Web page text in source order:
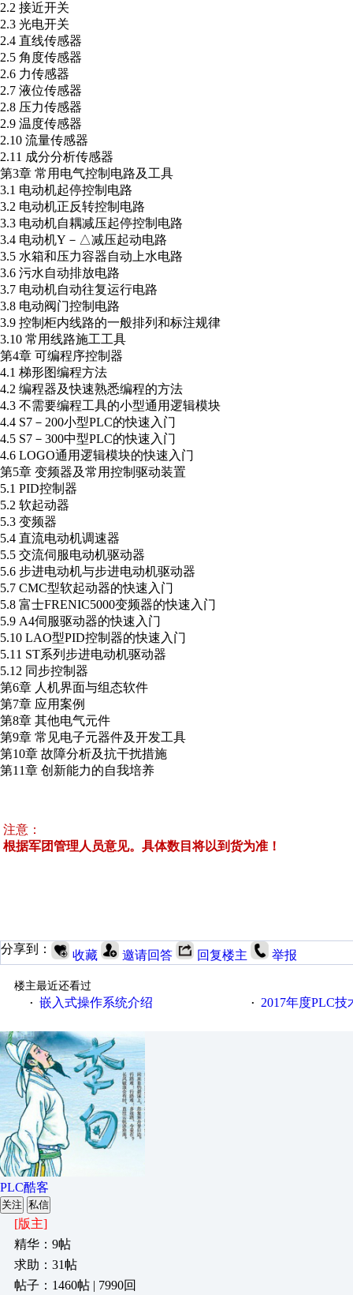
2.2 接近开关
2.3 光电开关
2.4 直线传感器
2.5 角度传感器
2.6 力传感器
2.7 液位传感器
2.8 压力传感器
2.9 温度传感器
2.10 流量传感器
2.11 成分分析传感器
第3章 常用电气控制电路及工具
3.1 电动机起停控制电路
3.2 电动机正反转控制电路
3.3 电动机自耦减压起停控制电路
3.4 电动机Y－△减压起动电路
3.5 水箱和压力容器自动上水电路
3.6 污水自动排放电路
3.7 电动机自动往复运行电路
3.8 电动阀门控制电路
3.9 控制柜内线路的一般排列和标注规律
3.10 常用线路施工工具
第4章 可编程序控制器
4.1 梯形图编程方法
4.2 编程器及快速熟悉编程的方法
4.3 不需要编程工具的小型通用逻辑模块
4.4 S7－200小型PLC的快速入门
4.5 S7－300中型PLC的快速入门
4.6 LOGO通用逻辑模块的快速入门
第5章 变频器及常用控制驱动装置
5.1 PID控制器
5.2 软起动器
5.3 变频器
5.4 直流电动机调速器
5.5 交流伺服电动机驱动器
5.6 步进电动机与步进电动机驱动器
5.7 CMC型软起动器的快速入门
5.8 富士FRENIC5000变频器的快速入门
5.9 A4伺服驱动器的快速入门
5.10 LAO型PID控制器的快速入门
5.11 ST系列步进电动机驱动器
5.12 同步控制器
第6章 人机界面与组态软件
第7章 应用案例
第8章 其他电气元件
第9章 常见电子元器件及开发工具
第10章 故障分析及抗干扰措施
第11章 创新能力的自我培养
注意：
根据军团管理人员意见。具体数目将以到货为准！
分享到： 收藏 邀请回答 回复楼主 举报
楼主最近还看过
· 嵌入式操作系统介绍 · 2017年度PLC
PLC酷客
关注 私信
[版主]
精华：9帖
求助：31帖
帖子：1460帖 | 7990回